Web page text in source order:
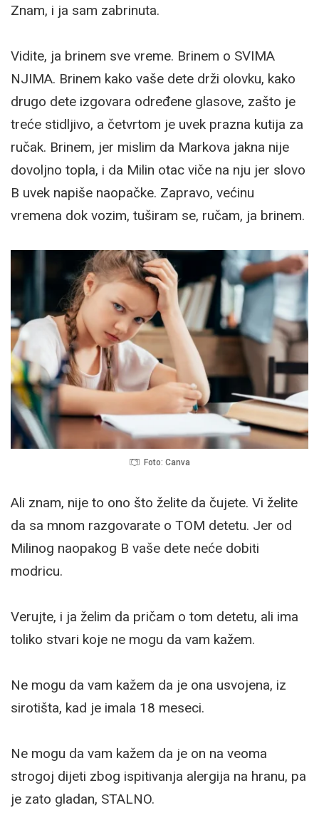
Znam, i ja sam zabrinuta.
Vidite, ja brinem sve vreme. Brinem o SVIMA
NJIMA. Brinem kako vaše dete drži olovku, kako
drugo dete izgovara određene glasove, zašto je
treće stidljivo, a četvrtom je uvek prazna kutija za
ručak. Brinem, jer mislim da Markova jakna nije
dovoljno topla, i da Milin otac viče na nju jer slovo
B uvek napiše naopačke. Zapravo, većinu
vremena dok vozim, tuširam se, ručam, ja brinem.
Foto: Canva
Ali znam, nije to ono što želite da čujete. Vi želite
da sa mnom razgovarate o TOM detetu. Jer od
Milinog naopakog B vaše dete neće dobiti
modricu.
Verujte, i ja želim da pričam o tom detetu, ali ima
toliko stvari koje ne mogu da vam kažem.
Ne mogu da vam kažem da je ona usvojena, iz
sirotišta, kad je imala 18 meseci.
Ne mogu da vam kažem da je on na veoma
strogoj dijeti zbog ispitivanja alergija na hranu, pa
je zato gladan, STALNO.